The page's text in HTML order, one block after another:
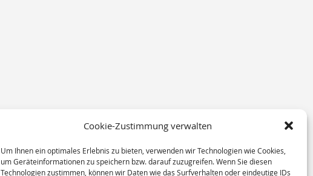
Cookie-Zustimmung verwalten
Um Ihnen ein optimales Erlebnis zu bieten, verwenden wir Technologien wie Cookies,
um Geräteinformationen zu speichern bzw. darauf zuzugreifen. Wenn Sie diesen
Technologien zustimmen, können wir Daten wie das Surfverhalten oder eindeutige IDs